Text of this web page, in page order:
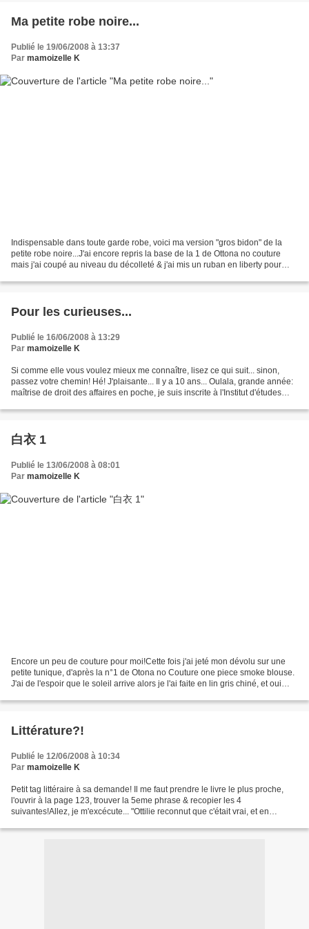
Ma petite robe noire...
Publié le 19/06/2008 à 13:37
Par mamoizelle K
Indispensable dans toute garde robe, voici ma version "gros bidon" de la
petite robe noire...J'ai encore repris la base de la 1 de Ottona no couture
mais j'ai coupé au niveau du décolleté & j'ai mis un ruban en liberty pour
Pour les curieuses...
Publié le 16/06/2008 à 13:29
Par mamoizelle K
Si comme elle vous voulez mieux me connaître, lisez ce qui suit... sinon,
passez votre chemin! Hé! J'plaisante... Il y a 10 ans... Oulala, grande année:
maîtrise de droit des affaires en poche, je suis inscrite à l'Institut d'études
白衣 1
Publié le 13/06/2008 à 08:01
Par mamoizelle K
Encore un peu de couture pour moi!Cette fois j'ai jeté mon dévolu sur une
petite tunique, d'après la n°1 de Otona no Couture one piece smoke blouse.
J'ai de l'espoir que le soleil arrive alors je l'ai faite en lin gris chiné, et oui
Littérature?!
Publié le 12/06/2008 à 10:34
Par mamoizelle K
Petit tag littéraire à sa demande! Il me faut prendre le livre le plus proche,
l'ouvrir à la page 123, trouver la 5eme phrase & recopier les 4
suivantes!Allez, je m'excécute... "Ottilie reconnut que c'était vrai, et en